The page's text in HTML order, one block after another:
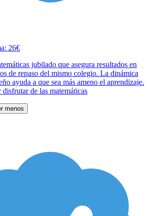
26€
jubilado que asegura resultados en
de repaso del mismo colegio. La dinámica
ayuda a que sea más ameno el aprendizaje.
disfrutar de las matemáticas
menos